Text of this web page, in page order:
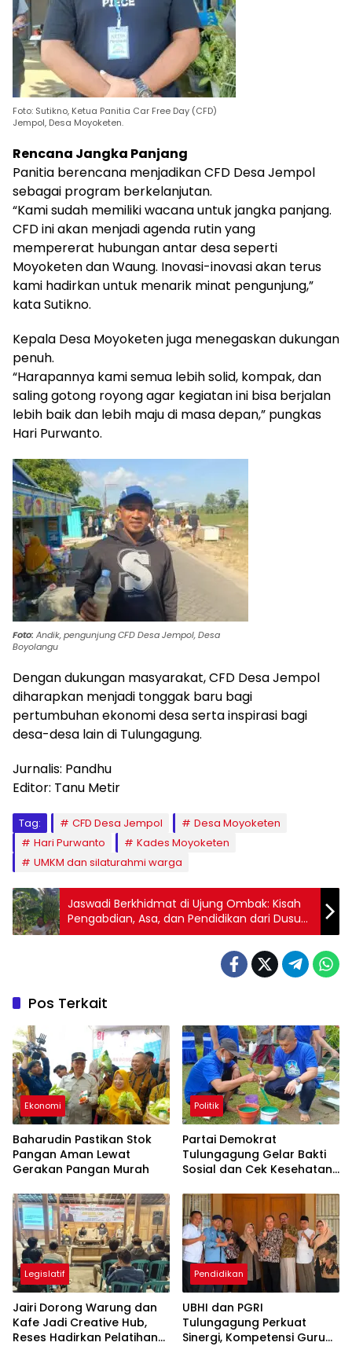
Foto: Sutikno, Ketua Panitia Car Free Day (CFD)
Jempol, Desa Moyoketen.
Rencana Jangka Panjang
Panitia berencana menjadikan CFD Desa Jempol
sebagai program berkelanjutan.
“Kami sudah memiliki wacana untuk jangka panjang.
CFD ini akan menjadi agenda rutin yang
mempererat hubungan antar desa seperti
Moyoketen dan Waung. Inovasi-inovasi akan terus
kami hadirkan untuk menarik minat pengunjung,”
kata Sutikno.
Kepala Desa Moyoketen juga menegaskan dukungan
penuh.
“Harapannya kami semua lebih solid, kompak, dan
saling gotong royong agar kegiatan ini bisa berjalan
lebih baik dan lebih maju di masa depan,” pungkas
Hari Purwanto.
Foto: Andik, pengunjung CFD Desa Jempol, Desa
Boyolangu
Dengan dukungan masyarakat, CFD Desa Jempol
diharapkan menjadi tonggak baru bagi
pertumbuhan ekonomi desa serta inspirasi bagi
desa-desa lain di Tulungagung.
Jurnalis: Pandhu
Editor: Tanu Metir
Tag: CFD Desa Jempol
Desa Moyoketen
Hari Purwanto
Kades Moyoketen
UMKM dan silaturahmi warga
Jaswadi Berkhidmat di Ujung Ombak: Kisah
Pengabdian, Asa, dan Pendidikan dari Dusun
Ngelo
Pos Terkait
Ekonomi
Baharudin Pastikan Stok
Pangan Aman Lewat
Gerakan Pangan Murah
Politik
Partai Demokrat
Tulungagung Gelar Bakti
Sosial dan Cek Kesehatan
Legislatif
Jairi Dorong Warung dan
Kafe Jadi Creative Hub,
Reses Hadirkan Pelatihan
Pendidikan
UBHI dan PGRI
Tulungagung Perkuat
Sinergi, Kompetensi Guru